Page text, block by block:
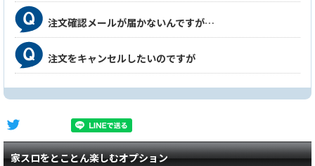
注文確認メールが届かないんですが…
注文をキャンセルしたいのですが
家スロをとことん楽しむオプション